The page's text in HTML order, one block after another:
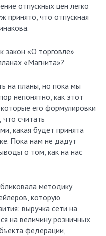
отпускных цен легко
принято, что отпускная
закон «О торговле»
«Магнита»?
на планы, но пока мы
непонятно, как этот
его формулировки
считать
какая будет принята
Пока нам не дадут
о том, как на нас
методику
которую
выручка сети на
на величину розничных
федерации,